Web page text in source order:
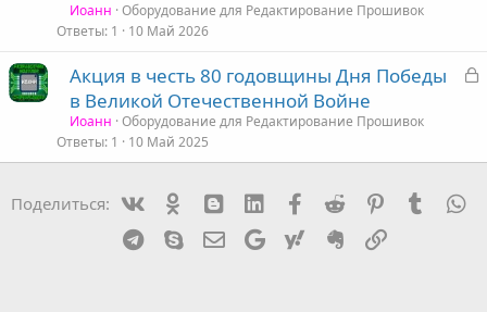
а л
Иоанн Оборудование для Редактирование Прошивок
Ответы 1 10 Май 2026
З
Акция в честь 80 годовщины Дня Победы
в Великой Отечественной Войне
Иоанн Оборудование для Редактирование Прошивок
Ответы 1 10 Май 2025
Поделиться: Ok mes_blogger
Linked InFacebook
Reddit PinterestTumblr
Telegram
Skype Эл. почта
Google Yahoo Evernote